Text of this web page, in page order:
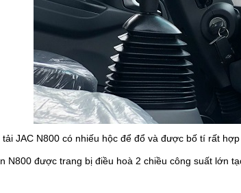
JAC N800 có nhiếu hộc để đổ và được bố tí rất
N800 được trang bị điều hoà 2 chiều công suất lớn